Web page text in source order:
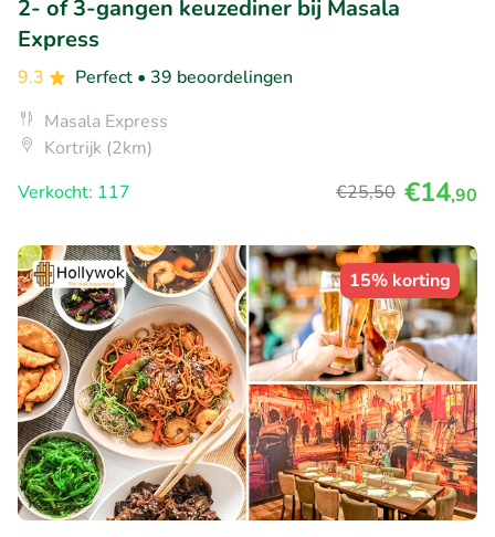
2- of 3-gangen keuzediner bij Masala
Express
9.3 Perfect • 39 beoordelingen
Masala Express
Kortrijk (2km)
Verkocht: 117
€25,50 €14,90
15% korting